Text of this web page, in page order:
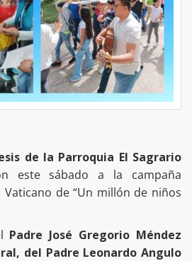
de la Parroquia El Sagrario
este sábado a la campaña
de “Un millón de niños
Padre José Gregorio Méndez
del Padre Leonardo Angulo